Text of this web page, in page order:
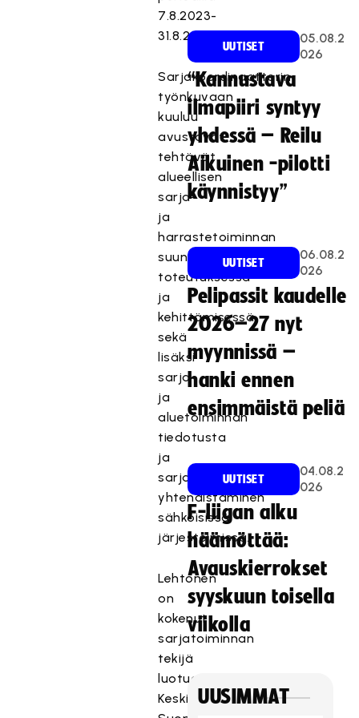
7.8.2023-
31.8.2024.
Sarjakoordinaattorin
työnkuvaan
kuuluu
avustavat
tehtävät
alueellisen
sarja-
ja
harrastetoiminnan
suunnittelussa,
toteutuksessa
ja
kehittämisessä
sekä
lisäksi
sarja-
ja
aluetoiminnan
tiedotusta
ja
sarjainfojen
yhtenäistäminen
sähköisissä
järjestelmissä.
Lehtonen
on
kokenut
sarjatoiminnan
tekijä
luotuaan
Keski-
UUTISET
05.08.2
026
“Kannustava
ilmapiiri syntyy
yhdessä – Reilu
Aikuinen -pilotti
käynnistyy”
UUTISET
06.08.2
026
Pelipassit kaudelle
2026–27 nyt
myynnissä –
hanki ennen
ensimmäistä peliä
UUTISET
04.08.2
026
F-liigan alku
häämöttää:
Avauskierrokset
syyskuun toisella
viikolla
UUSIMMAT